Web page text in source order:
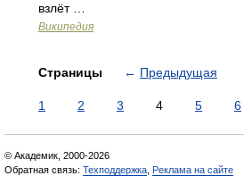
взлёт …
Википедия
Страницы ← Предыдущая
1 2 3 4 5 6
© Академик, 2000-2026
Обратная связь: Техподдержка Реклама на сайте